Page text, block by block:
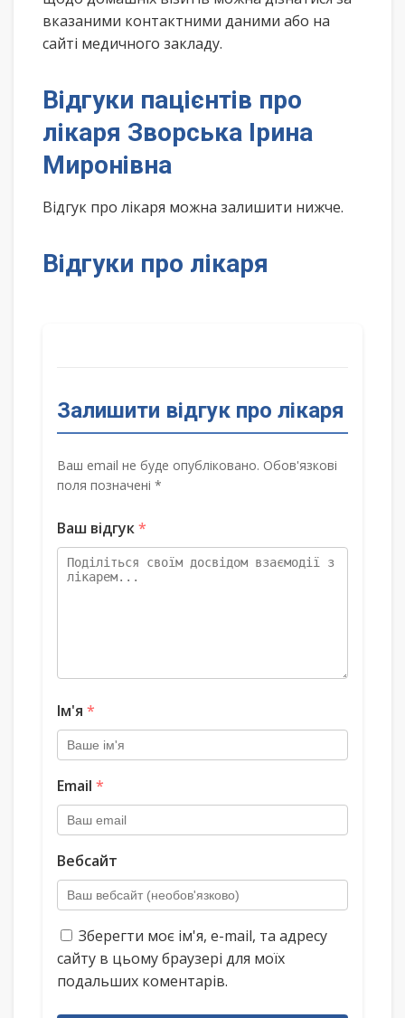
вказаними контактними даними або на
сайті медичного закладу.
Відгуки пацієнтів про
лікаря Зворська Ірина
Миронівна
Відгук про лікаря можна залишити нижче.
Відгуки про лікаря
Залишити відгук про лікаря
Ваш email не буде опубліковано. Обов'язкові
поля позначені *
Ваш відгук*
Ім'я *
Email *
Вебсайт
Зберегти моє ім'я, e-mail, та адресу
сайту в цьому браузері для моїх
подальших коментарів.